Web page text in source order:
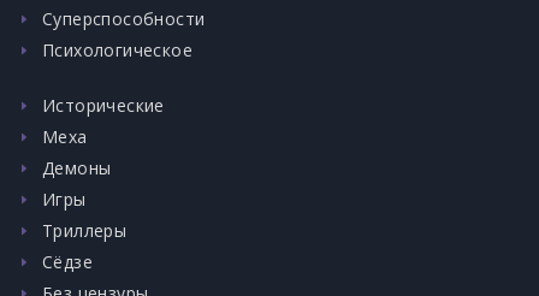
Суперспособности
Психологическое
Исторические
Меха
Демоны
Игры
Триллеры
Сёдзе